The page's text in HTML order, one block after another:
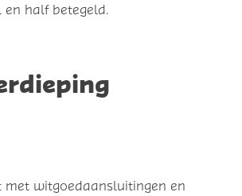
half betegeld.
met witgoedaansluitingen en